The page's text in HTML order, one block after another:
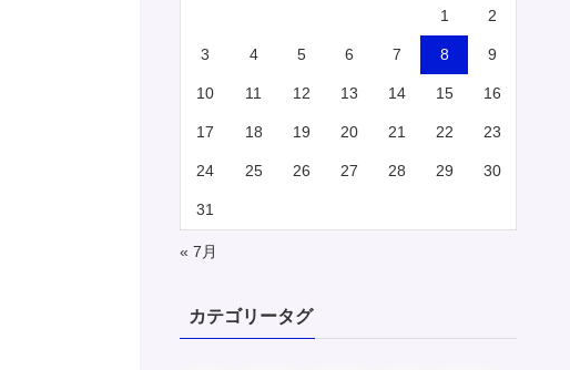
1 2
3 4 5 6 7 8 9
10 11 12 13 14 15 16
17 18 19 20 21 22 23
24 25 26 27 28 29 30
31
« 7月
カテゴリータグ